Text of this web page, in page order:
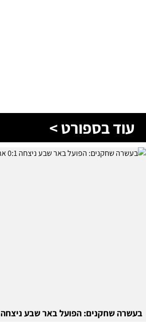
עוד בספורט >
בעשרה שחקנים: הפועל באר שבע ניצחה 0:1 את הכוכב האדום